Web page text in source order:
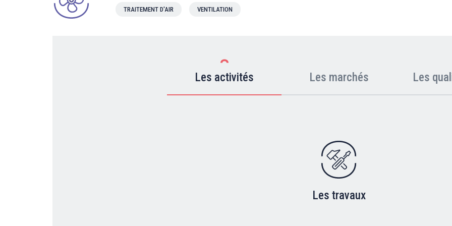
TRAITEMENT D'AIR VENTILATION
Les activités Les marchés Les
Les travaux